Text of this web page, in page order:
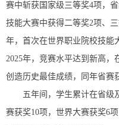
赛中斩获国家级三等奖4项，
技能大赛中获得二等奖2项、
年，首次在世界职业院校技能
2025年，竞赛水平达到新高，
创造历史最佳成绩，同年省赛
五年间，学生累计在省级
赛获奖10项，世界大赛获奖6